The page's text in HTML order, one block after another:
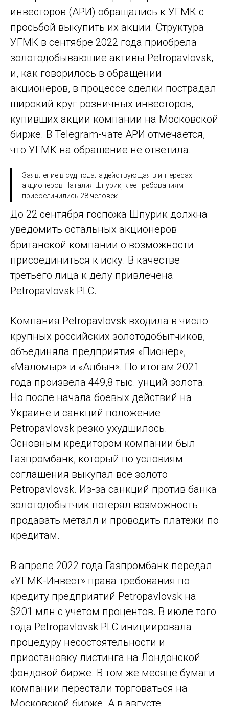
инвесторов (АРИ) обращались к УГМК с
просьбой выкупить их акции. Структура
УГМК в сентябре 2022 года приобрела
золотодобывающие активы Petropavlovsk,
и, как говорилось в обращении
акционеров, в процессе сделки пострадал
широкий круг розничных инвесторов,
купивших акции компании на Московской
бирже. В Telegram-чате АРИ отмечается,
что УГМК на обращение не ответила.
Заявление в суд подала действующая в интересах
акционеров Наталия Шпурик, к ее требованиям
присоединились 28 человек.
До 22 сентября госпожа Шпурик должна
уведомить остальных акционеров
британской компании о возможности
присоединиться к иску. В качестве
третьего лица к делу привлечена
Petropavlovsk PLC.
Компания Petropavlovsk входила в число
крупных российских золотодобытчиков,
объединяла предприятия «Пионер»,
«Маломыр» и «Албын». По итогам 2021
года произвела 449,8 тыс. унций золота.
Но после начала боевых действий на
Украине и санкций положение
Petropavlovsk резко ухудшилось.
Основным кредитором компании был
Газпромбанк, который по условиям
соглашения выкупал все золото
Petropavlovsk. Из-за санкций против банка
золотодобытчик потерял возможность
продавать металл и проводить платежи по
кредитам.
В апреле 2022 года Газпромбанк передал
«УГМК-Инвест» права требования по
кредиту предприятий Petropavlovsk на
$201 млн с учетом процентов. В июле того
года Petropavlovsk PLC инициировала
процедуру несостоятельности и
приостановку листинга на Лондонской
фондовой бирже. В том же месяце бумаги
компании перестали торговаться на
Московской бирже. А в августе